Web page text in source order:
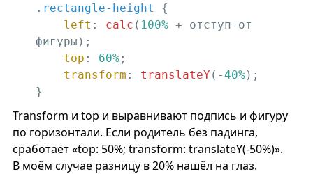
.rectangle-height {
left : calc ( 100% + отступ от
фигуры);
top : 60%;
transform : translateY (-40%);
}
Transform и top и выравнивают подпись и фигуру
по горизонтали. Если родитель без падинга,
сработает «top: 50%; transform: translateY(-50%)».
В моём случае разницу в 20% нашёл на глаз.